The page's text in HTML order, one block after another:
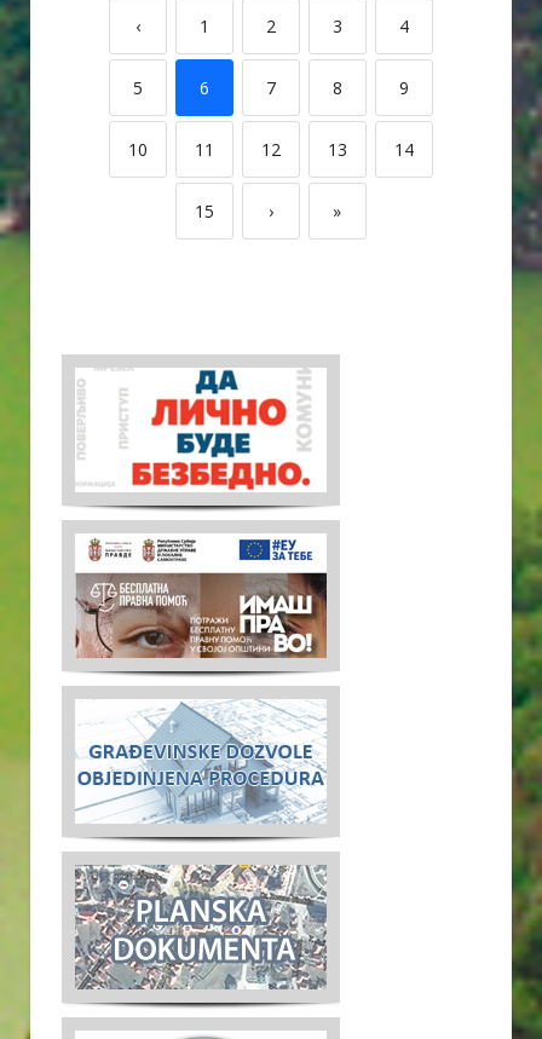
‹ 1 2 3 4
5 6 7 8 9
10 11 12 13 14
15 › »